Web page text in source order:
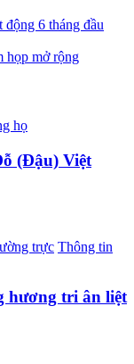
6 tháng đầu
mở rộng
họ
(Đậu) Việt
trực Thông tin
hương tri ân liệt